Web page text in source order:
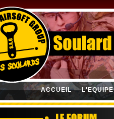
ACCUEIL L'EQUIPE